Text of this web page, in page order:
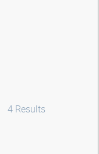
4 Results